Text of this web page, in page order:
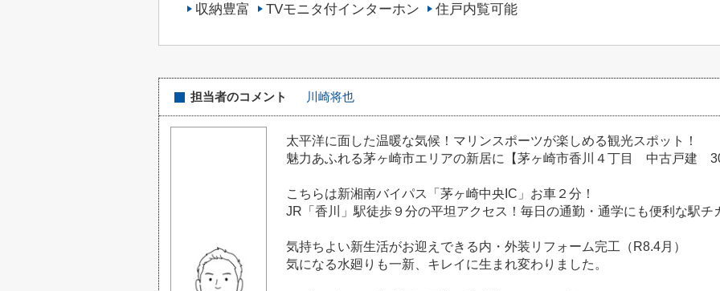
収納豊富
TVモニタ付インターホン 住戸内覧可能
担当者のコメント 川崎将也
太平洋に面した温暖な気候！マリンスポーツが楽しめる観光スポット！
魅力あふれる茅ヶ崎市エリアの新居に【茅ヶ崎市香川４丁目 中古戸建
こちらは新湘南バイパス「茅ヶ崎中央IC」お車２分！
JR「香川」駅徒歩９分の平坦アクセス！毎日の通勤・通学にも便利な駅チ
気持ちよい新生活がお迎えできる内・外装リフォーム完工（R8.4月）
気になる水廻りも一新、キレイに生まれ変わりました。